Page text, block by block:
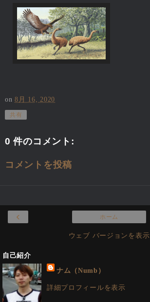
on8月 16, 2020
共有
0 件のコメント:
コメントを投稿
‹ ホーム
ウェブ バージョンを表示
自己紹介
ナム（Numb）
詳細プロフィールを表示